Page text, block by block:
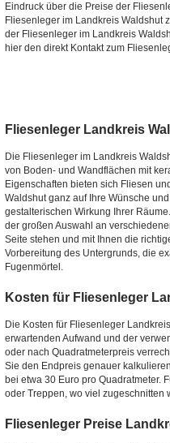
Eindruck über die Preise der
Fliesenleger im Landkreis Waldshut
der Fliesenleger im Landkreis
hier den direkt Kontakt zum
Fliesenleger Landkreis
Die Fliesenleger im Landkreis
von Boden- und Wandflächen mit
Eigenschaften bieten sich Fliesen
Waldshut ganz auf Ihre Wünsche
gestalterischen Wirkung Ihrer
der großen Auswahl an
Seite stehen und mit Ihnen die
Vorbereitung des Untergrunds, die
Fugenmörtel.
Kosten für Fliesenleger
Die Kosten für Fliesenleger
erwartenden Aufwand und der
oder nach Quadratmeterpreis
Sie den Endpreis genauer
bei etwa 30 Euro pro Quadratmeter.
oder Treppen, wo viel zugeschnitten
Fliesenleger Preise